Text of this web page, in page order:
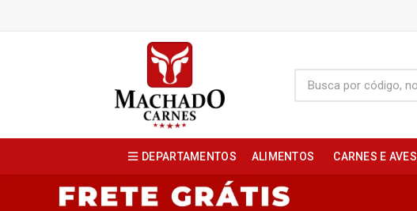
DEPARTAMENTOS ALIMENTOS CARNES E AVES